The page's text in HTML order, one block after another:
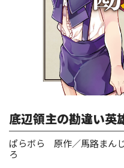
ロサ
コ
コ
底辺領主の勘違い英
ぱらボら 原作／馬路まん
ろ